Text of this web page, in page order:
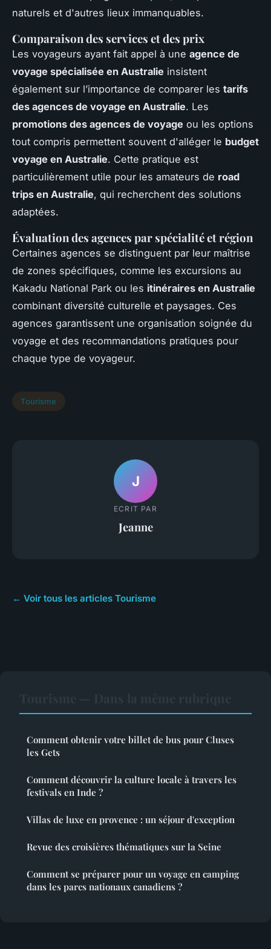
naturels et d'autres lieux immanquables.
Comparaison des services et des prix
Les voyageurs ayant fait appel à une agence de
voyage spécialisée en Australie insistent
également sur l’importance de comparer les tarifs
des agences de voyage en Australie. Les
promotions des agences de voyage ou les options
tout compris permettent souvent d'alléger le budget
voyage en Australie. Cette pratique est
particulièrement utile pour les amateurs de road
trips en Australie, qui recherchent des solutions
adaptées.
Évaluation des agences par spécialité et région
Certaines agences se distinguent par leur maîtrise
de zones spécifiques, comme les excursions au
Kakadu National Park ou les itinéraires en Australie
combinant diversité culturelle et paysages. Ces
agences garantissent une organisation soignée du
voyage et des recommandations pratiques pour
chaque type de voyageur.
Tourisme
J
ECRIT PAR
Jeanne
← Voir tous les articles Tourisme
Comment obtenir votre billet de bus pour Cluses
les Gets
Comment découvrir la culture locale à travers les
festivals en Inde ?
Villas de luxe en provence : un séjour d'exception
Revue des croisières thématiques sur la Seine
Comment se préparer pour un voyage en camping
dans les parcs nationaux canadiens ?